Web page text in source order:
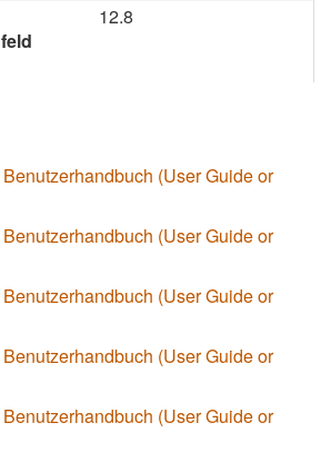
12.8
(User Guide or
(User Guide or
(User Guide or
(User Guide or
(User Guide or